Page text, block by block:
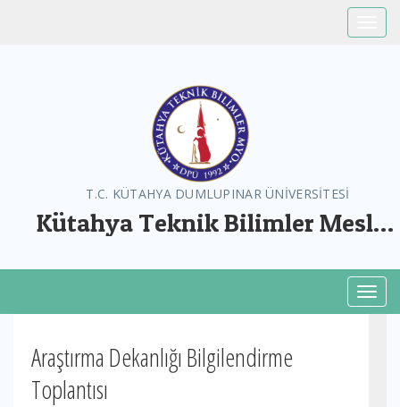
T.C. KÜTAHYA DUMLUPINAR ÜNİVERSİTESİ
Kütahya Teknik Bilimler Meslek
Araştırma Dekanlığı Bilgilendirme
Toplantısı